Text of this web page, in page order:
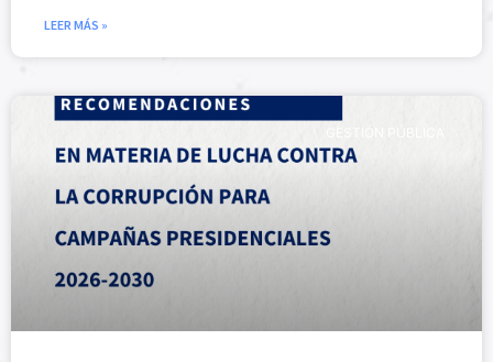
LEER MÁS »